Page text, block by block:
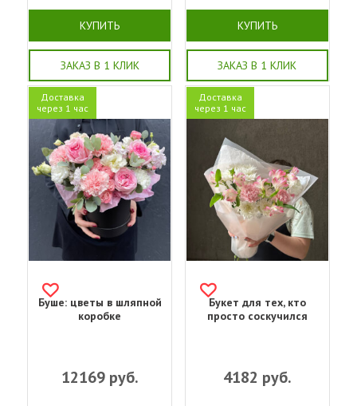
КУПИТЬ
ЗАКАЗ В 1 КЛИК
КУПИТЬ
ЗАКАЗ В 1 КЛИК
Доставка
через 1 час
Буше: цветы в шляпной
коробке
12169руб.
Доставка
через 1 час
Букет для тех, кто
просто соскучился
4182 руб.